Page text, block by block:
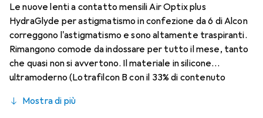
Le nuove lenti a contatto mensili Air Optix plus
HydraGlyde per astigmatismo in confezione da 6 di Alcon
correggono l'astigmatismo e sono altamente traspiranti.
Rimangono comode da indossare per tutto il mese, tanto
che quasi non si avvertono. Il materiale in silicone
ultramoderno (Lotrafilcon B con il 33% di contenuto
Moisture Matrix e la rinomata tecnologia SmartShield,
Mostra di più